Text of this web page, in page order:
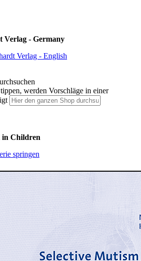
Verlag - Germany
Verlag - English
werden Vorschläge in einer
in Children
springen